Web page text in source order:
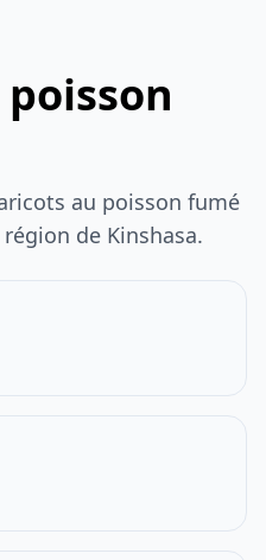
au poisson fumé
de Kinshasa.